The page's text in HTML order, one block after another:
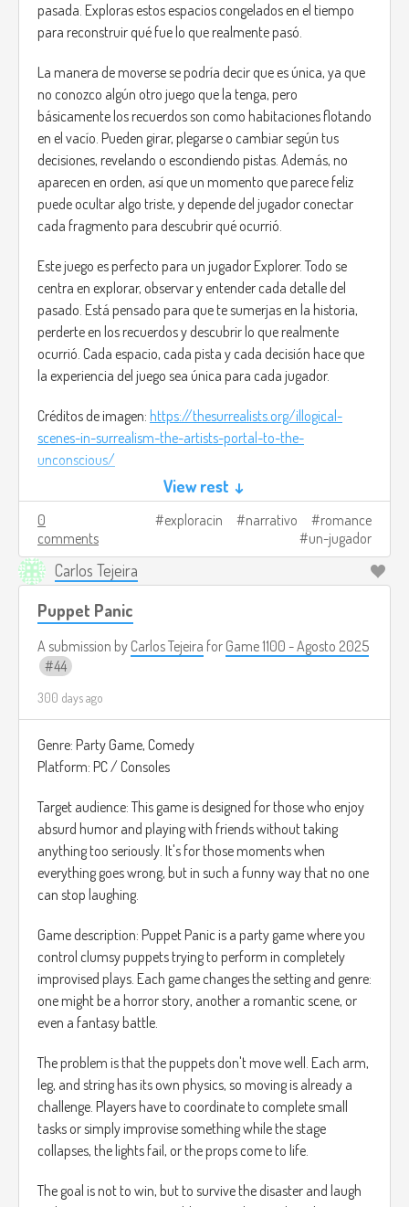
pasada. Exploras estos espacios congelados en el tiempo
para reconstruir qué fue lo que realmente pasó.
La manera de moverse se podría decir que es única, ya que
no conozco algún otro juego que la tenga, pero
básicamente los recuerdos son como habitaciones flotando
en el vacío. Pueden girar, plegarse o cambiar según tus
decisiones, revelando o escondiendo pistas. Además, no
aparecen en orden, así que un momento que parece feliz
puede ocultar algo triste, y depende del jugador conectar
cada fragmento para descubrir qué ocurrió.
Este juego es perfecto para un jugador Explorer. Todo se
centra en explorar, observar y entender cada detalle del
pasado. Está pensado para que te sumerjas en la historia,
perderte en los recuerdos y descubrir lo que realmente
ocurrió. Cada espacio, cada pista y cada decisión hace que
la experiencia del juego sea única para cada jugador.
Créditos de imagen: https://thesurrealists.org/illogical-
scenes-in-surrealism-the-artists-portal-to-the-
unconscious/
View rest ↓
0
comments
exploracin narrativo
romance
un-jugador
Carlos Tejeira
Puppet Panic
A submission by Carlos Tejeira for Game 1100 - Agosto 2025
44
300 days ago
Genre: Party Game, Comedy
Platform: PC / Consoles
Target audience: This game is designed for those who enjoy
absurd humor and playing with friends without taking
anything too seriously. It's for those moments when
everything goes wrong, but in such a funny way that no one
can stop laughing.
Game description: Puppet Panic is a party game where you
control clumsy puppets trying to perform in completely
improvised plays. Each game changes the setting and genre:
one might be a horror story, another a romantic scene, or
even a fantasy battle.
The problem is that the puppets don't move well. Each arm,
leg, and string has its own physics, so moving is already a
challenge. Players have to coordinate to complete small
tasks or simply improvise something while the stage
collapses, the lights fail, or the props come to life.
The goal is not to win, but to survive the disaster and laugh